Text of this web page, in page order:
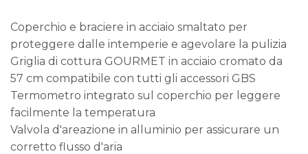
Coperchio e braciere in acciaio smaltato per
proteggere dalle intemperie e agevolare la pulizia
Griglia di cottura GOURMET in acciaio cromato da
57 cm compatibile con tutti gli accessori GBS
Termometro integrato sul coperchio per leggere
facilmente la temperatura
Valvola d'areazione in alluminio per assicurare un
corretto flusso d'aria